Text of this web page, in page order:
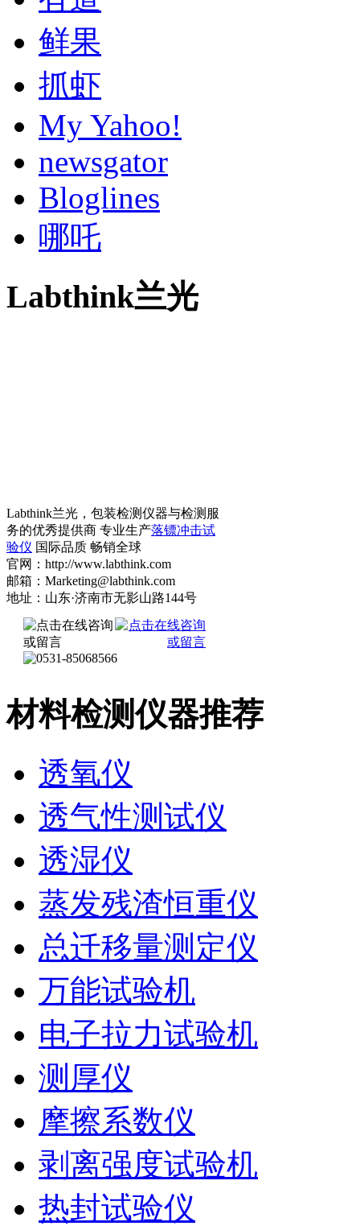
鲜果
抓虾
My Yahoo!
newsgator
Bloglines
哪吒
Labthink兰光
Labthink兰光，包装检测仪器与检测服
务的优秀提供商 专业生产落镖冲击试
验仪 国际品质 畅销全球
官网：http://www.labthink.com
邮箱：Marketing@labthink.com
地址：山东·济南市无影山路144号
材料检测仪器推荐
透氧仪
透气性测试仪
透湿仪
蒸发残渣恒重仪
总迁移量测定仪
万能试验机
电子拉力试验机
测厚仪
摩擦系数仪
剥离强度试验机
热封试验仪